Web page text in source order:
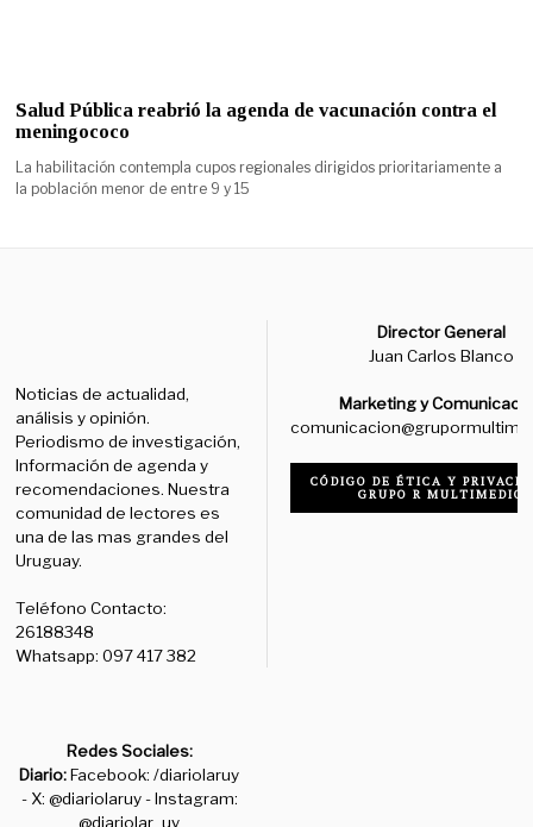
Salud Pública reabrió la agenda de vacunación contra el
meningococo
La habilitación contempla cupos regionales dirigidos prioritariamente a
la población menor de entre 9 y 15
Noticias de actualidad,
análisis y opinión.
Periodismo de investigación,
Información de agenda y
recomendaciones. Nuestra
comunidad de lectores es
una de las mas grandes del
Uruguay.
Teléfono Contacto:
26188348
Whatsapp: 097 417 382
Director General
Juan Carlos Blanco
Marketing y
CÓDIGO DE ÉTICA Y
GRUPO R MULTIMEDIO
Redes Sociales:
Diario:Facebook: /diariolaruy
- X: @diariolaruy - Instagram:
@diariolar_uy